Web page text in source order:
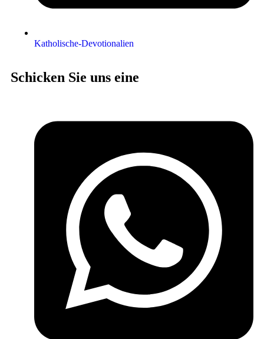
Katholische-Devotionalien
Schicken Sie uns eine